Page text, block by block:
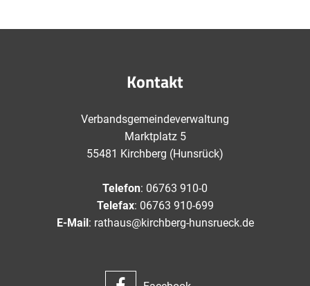
Kontakt
Verbandsgemeindeverwaltung
Marktplatz 5
55481 Kirchberg (Hunsrück)
Telefon: 06763 910-0
Telefax: 06763 910-699
E-Mail: rathaus@kirchberg-hunsrueck.de